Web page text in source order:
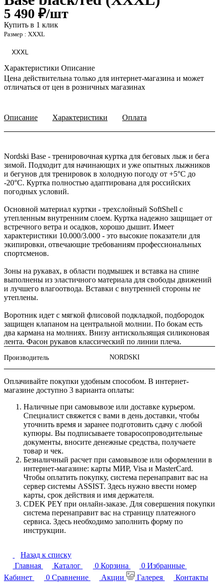
5 490 ₽/шт
Купить в 1 клик
Размер : XXXL
XXXL
Характеристики Описание
Цена действительна только для интернет-магазина и может
отличаться от цен в розничных магазинах
Описание Характеристики Оплата
Nordski Base - тренировочная куртка для беговых лыж и бега
зимой. Подходит для начинающих и уже опытных лыжников
и бегунов для тренировок в холодную погоду от +5°С до
-20°С. Куртка полностью адаптирована для российских
погодных условий.
Основной материал куртки - трехслойный SoftShell с
утепленным внутренним слоем. Куртка надежно защищает от
встречного ветра и осадков, хорошо дышит. Имеет
характеристики 10.000/3.000 - это высокие показатели для
экипировки, отвечающие требованиям профессиональных
спортсменов.
Зоны на рукавах, в области подмышек и вставка на спине
выполнены из эластичного материала для свободы движений
и лучшего влагоотвода. Вставки с внутренней стороны не
утеплены.
Воротник идет с мягкой флисовой подкладкой, подбородок
защищен клапаном на центральной молнии. По бокам есть
два кармана на молниях. Внизу антискользящая силиконовая
лента. Фасон рукавов классический по линии плеча.
Производитель NORDSKI
Оплачивайте покупки удобным способом. В интернет-
магазине доступно 3 варианта оплаты:
Наличные при самовывозе или доставке курьером.
Специалист свяжется с вами в день доставки, чтобы
уточнить время и заранее подготовить сдачу с любой
купюры. Вы подписываете товаросопроводительные
документы, вносите денежные средства, получаете
товар и чек.
Безналичный расчет при самовывозе или оформлении в
интернет-магазине: карты МИР, Visa и MasterCard.
Чтобы оплатить покупку, система перенаправит вас на
сервер системы ASSIST. Здесь нужно ввести номер
карты, срок действия и имя держателя.
CDEK PEY при онлайн-заказе. Для совершения покупки
система перенаправит вас на страницу платежного
сервиса. Здесь необходимо заполнить форму по
инструкции.
Назад к списку
Главная
Каталог 0 Корзина 0 Избранные
Кабинет
0 Сравнение Акции Галерея
Контакты